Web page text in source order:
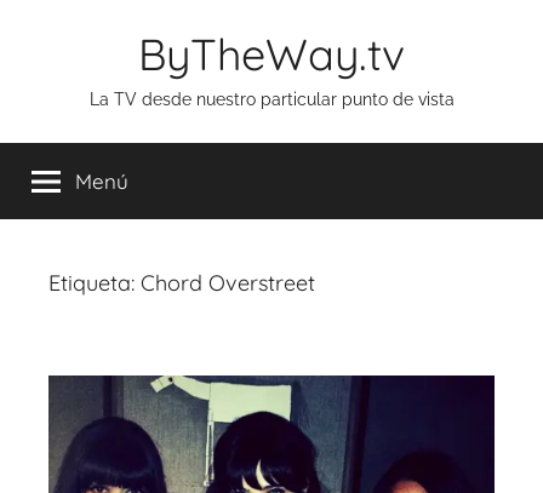
ByTheWay.tv
La TV desde nuestro particular punto de vista
Menú
Etiqueta: Chord Overstreet